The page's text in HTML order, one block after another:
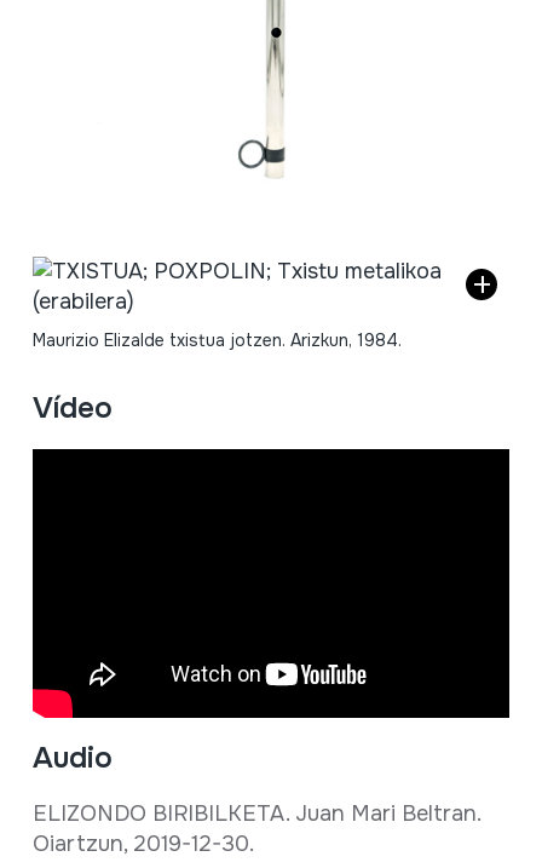
Maurizio Elizalde txistua jotzen. Arizkun, 1984.
Vídeo
Audio
ELIZONDO BIRIBILKETA. Juan Mari Beltran.
Oiartzun, 2019-12-30.